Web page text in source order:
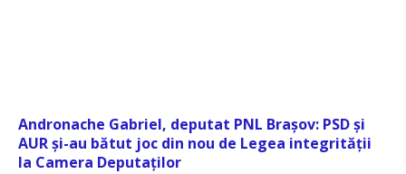
Andronache Gabriel, deputat PNL Brașov: PSD și
AUR și-au bătut joc din nou de Legea integrității
la Camera Deputaților